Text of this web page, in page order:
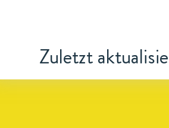
Zuletzt